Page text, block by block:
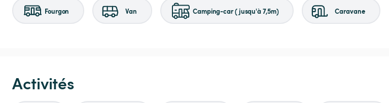
Fourgon Van Camping-car (jusqu'à 7,5m) Caravane
Activités